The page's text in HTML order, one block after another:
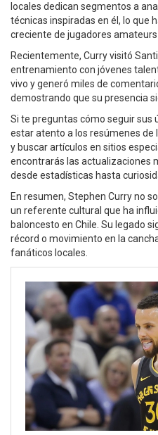
locales dedican segmentos a
técnicas inspiradas en él, lo que
creciente de jugadores amateurs
Recientemente, Curry visitó
entrenamiento con jóvenes
vivo y generó miles de
demostrando que su presencia
Si te preguntas cómo seguir sus
estar atento a los resúmenes de
y buscar artículos en sitios
encontrarás las actualizaciones
desde estadísticas hasta
En resumen, Stephen Curry no
un referente cultural que ha
baloncesto en Chile. Su legado
récord o movimiento en la
fanáticos locales.